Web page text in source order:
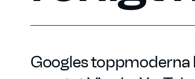
Googles toppmoderna